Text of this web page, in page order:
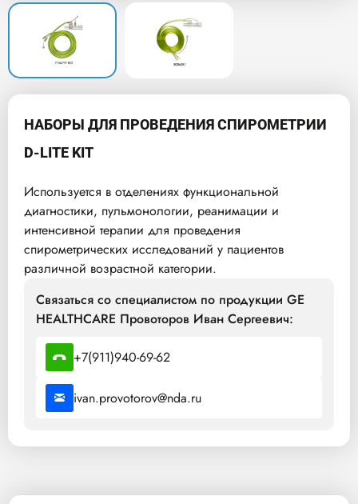
НАБОРЫ ДЛЯ ПРОВЕДЕНИЯ СПИРОМЕТРИИ
D-LITE KIT
Используется в отделениях функциональной
диагностики, пульмонологии, реанимации и
интенсивной терапии для проведения
спирометрических исследований у пациентов
различной возрастной категории.
Связаться со специалистом по продукции GE
HEALTHCARE Провоторов Иван Сергеевич:
+7(911)940-69-62
ivan.provotorov@nda.ru